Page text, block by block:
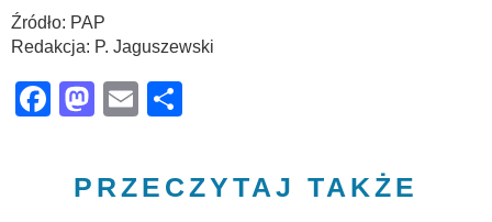
Źródło: PAP
Redakcja: P. Jaguszewski
Facebook
Mastodon
Email
PRZECZYTAJ TAKŻE